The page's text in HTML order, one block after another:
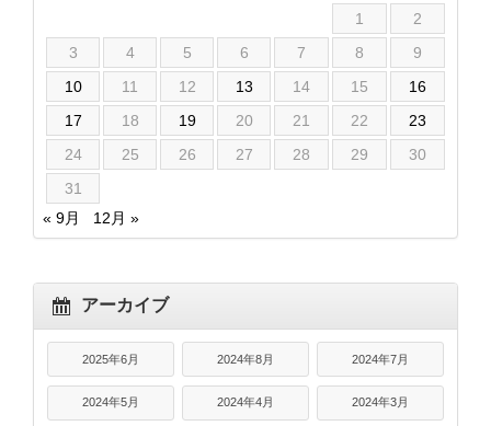
1
2
3
4 5 6 7 8
9
10
11 12 13 14 15
16
17
18 19 20 21 22
23
24
25 26 27 28 29
30
31
« 9月
12月 »
アーカイブ
2025年6月 2024年8月 2024年7月
2024年5月 2024年4月 2024年3月